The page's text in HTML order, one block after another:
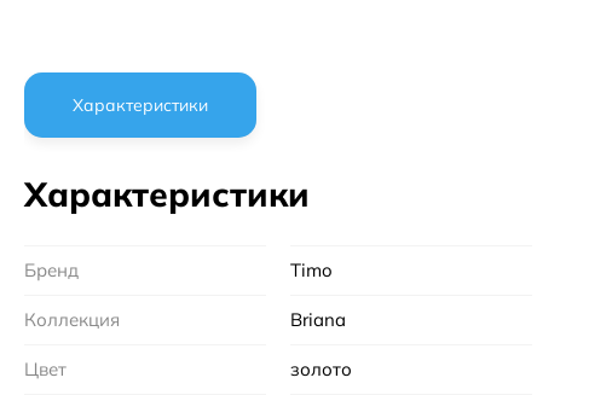
Характеристики
Характеристики
Бренд Timo
Коллекция Briana
Цвет золото